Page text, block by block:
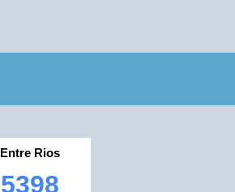
Entre Rios
5398